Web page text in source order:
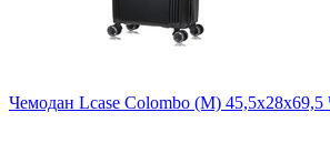
Чемодан Lcase Colombo (М)